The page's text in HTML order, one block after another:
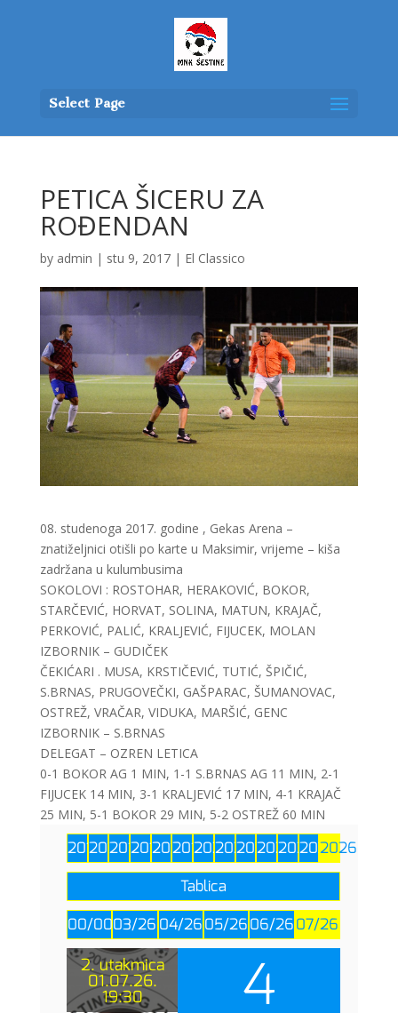
Select Page
PETICA ŠICERU ZA
ROĐENDAN
by admin | stu 9, 2017| El Classico
08. studenoga 2017. godine , Gekas Arena –
znatiželjnici otišli po karte u Maksimir, vrijeme – kiša
zadržana u kulumbusima
SOKOLOVI : ROSTOHAR, HERAKOVIĆ, BOKOR,
STARČEVIĆ, HORVAT, SOLINA, MATUN, KRAJAČ,
PERKOVIĆ, PALIĆ, KRALJEVIĆ, FIJUCEK, MOLAN
IZBORNIK – GUDIČEK
ČEKIĆARI . MUSA, KRSTIČEVIĆ, TUTIĆ, ŠPIČIĆ,
S.BRNAS, PRUGOVEČKI, GAŠPARAC, ŠUMANOVAC,
OSTREŽ, VRAČAR, VIDUKA, MARŠIĆ, GENC
IZBORNIK – S.BRNAS
DELEGAT – OZREN LETICA
0-1 BOKOR AG 1 MIN, 1-1 S.BRNAS AG 11 MIN, 2-1
FIJUCEK 14 MIN, 3-1 KRALJEVIĆ 17 MIN, 4-1 KRAJAČ
25 MIN, 5-1 BOKOR 29 MIN, 5-2 OSTREŽ 60 MIN